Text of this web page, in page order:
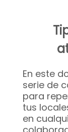
En este
serie de
para
tus
en